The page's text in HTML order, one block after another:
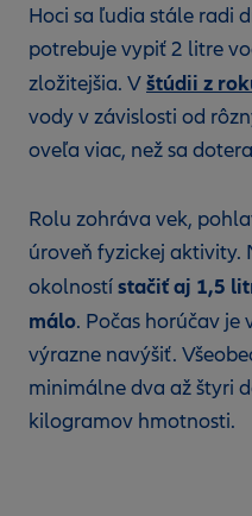
Hoci sa ľudia stále radi
potrebuje vypiť 2 litre
zložitejšia. Vštúdii z
vody v závislosti od
oveľa viac, než sa
Rolu zohráva vek,
úroveň fyzickej aktivity.
okolnostístačiť aj 1,5
málo. Počas horúčav
výrazne navýšiť.
minimálne dva až štyri
kilogramov hmotnosti.